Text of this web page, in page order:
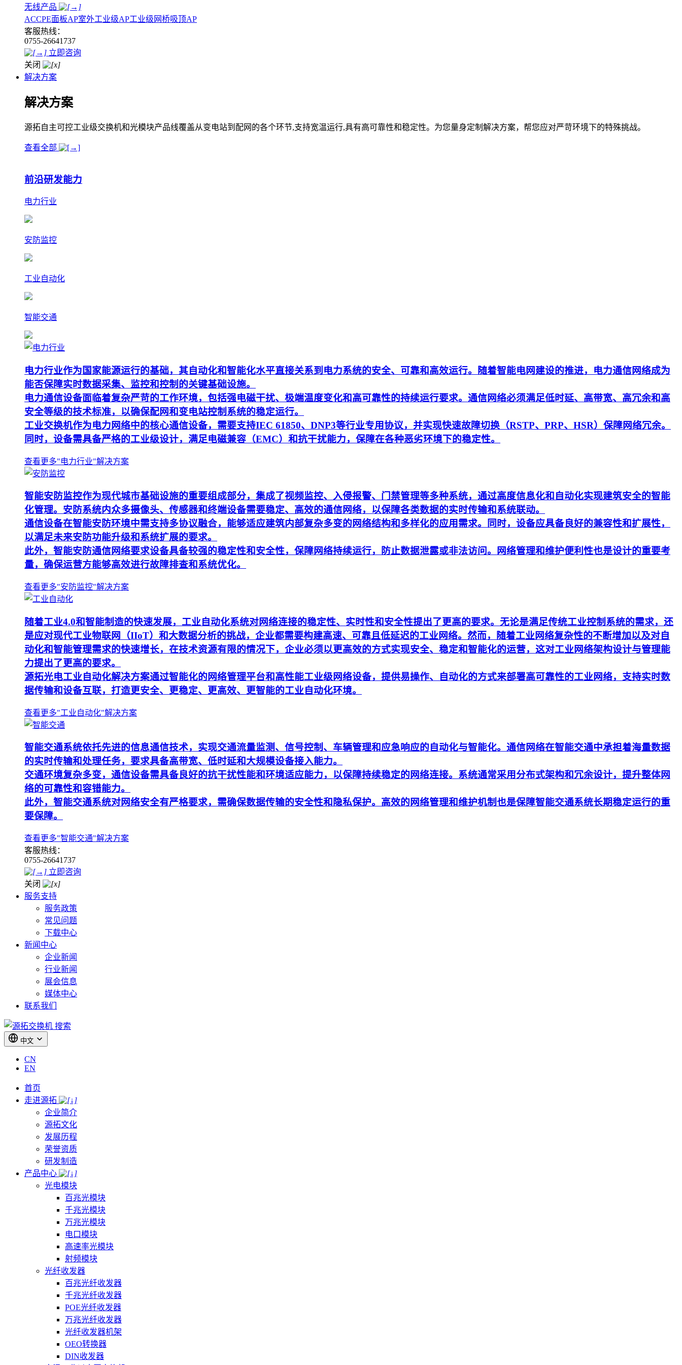
无线产品
ACCPE面板AP室外工业级AP工业级网桥吸顶AP
客服热线：
0755-26641737
立即咨询
关闭
解决方案
解决方案
源拓自主可控工业级交换机和光模块产品线覆盖从变电站到配网的各个环节,支持宽温运行,具有高可靠性和稳定性。为您量身定制解决方案，帮您应对严苛环境下的特殊挑战。
查看全部
前沿研发能力
电力行业
安防监控
工业自动化
智能交通
电力行业作为国家能源运行的基础，其自动化和智能化水平直接关系到电力系统的安全、可靠和高效运行。随着智能电网建设的推进，电力通信网络成为
能否保障实时数据采集、监控和控制的关键基础设施。
电力通信设备面临着复杂严苛的工作环境，包括强电磁干扰、极端温度变化和高可靠性的持续运行要求。通信网络必须满足低时延、高带宽、高冗余和高
安全等级的技术标准，以确保配网和变电站控制系统的稳定运行。
工业交换机作为电力网络中的核心通信设备，需要支持IEC 61850、DNP3等行业专用协议，并实现快速故障切换（RSTP、PRP、HSR）保障网络冗余。
同时，设备需具备严格的工业级设计，满足电磁兼容（EMC）和抗干扰能力，保障在各种恶劣环境下的稳定性。
查看更多"电力行业"解决方案
智能安防监控作为现代城市基础设施的重要组成部分，集成了视频监控、入侵报警、门禁管理等多种系统，通过高度信息化和自动化实现建筑安全的智能
化管理。安防系统内众多摄像头、传感器和终端设备需要稳定、高效的通信网络，以保障各类数据的实时传输和系统联动。
通信设备在智能安防环境中需支持多协议融合，能够适应建筑内部复杂多变的网络结构和多样化的应用需求。同时，设备应具备良好的兼容性和扩展性，
以满足未来安防功能升级和系统扩展的要求。
此外，智能安防通信网络要求设备具备较强的稳定性和安全性，保障网络持续运行，防止数据泄露或非法访问。网络管理和维护便利性也是设计的重要考
量，确保运营方能够高效进行故障排查和系统优化。
查看更多"安防监控"解决方案
随着工业4.0和智能制造的快速发展，工业自动化系统对网络连接的稳定性、实时性和安全性提出了更高的要求。无论是满足传统工业控制系统的需求，还
是应对现代工业物联网（IIoT）和大数据分析的挑战，企业都需要构建高速、可靠且低延迟的工业网络。然而，随着工业网络复杂性的不断增加以及对自
动化和智能管理需求的快速增长，在技术资源有限的情况下，企业必须以更高效的方式实现安全、稳定和智能化的运营，这对工业网络架构设计与管理能
力提出了更高的要求。
源拓光电工业自动化解决方案通过智能化的网络管理平台和高性能工业级网络设备，提供易操作、自动化的方式来部署高可靠性的工业网络，支持实时数
据传输和设备互联，打造更安全、更稳定、更高效、更智能的工业自动化环境。
查看更多"工业自动化"解决方案
智能交通系统依托先进的信息通信技术，实现交通流量监测、信号控制、车辆管理和应急响应的自动化与智能化。通信网络在智能交通中承担着海量数据
的实时传输和处理任务，要求具备高带宽、低时延和大规模设备接入能力。
交通环境复杂多变，通信设备需具备良好的抗干扰性能和环境适应能力，以保障持续稳定的网络连接。系统通常采用分布式架构和冗余设计，提升整体网
络的可靠性和容错能力。
此外，智能交通系统对网络安全有严格要求，需确保数据传输的安全性和隐私保护。高效的网络管理和维护机制也是保障智能交通系统长期稳定运行的重
要保障。
查看更多"智能交通"解决方案
客服热线：
0755-26641737
立即咨询
关闭
服务支持
服务政策
常见问题
下载中心
新闻中心
企业新闻
行业新闻
展会信息
媒体中心
联系我们
搜索
中文
CN
EN
首页
走进源拓
企业简介
源拓文化
发展历程
荣誉资质
研发制造
产品中心
光电模块
百兆光模块
千兆光模块
万兆光模块
电口模块
高速率光模块
射频模块
光纤收发器
百兆光纤收发器
千兆光纤收发器
POE光纤收发器
万兆光纤收发器
光纤收发器机架
OEO转换器
DIN收发器